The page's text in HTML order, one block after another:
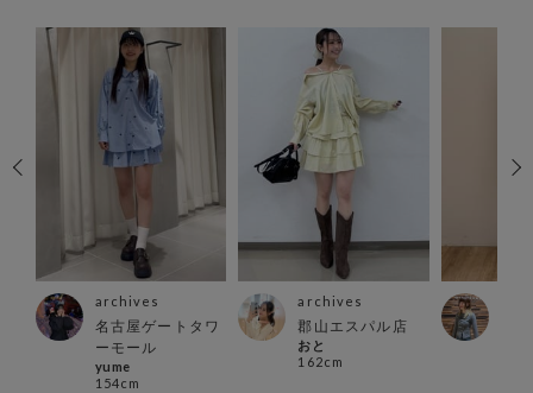
archives
名古屋ゲートタワ
ーモール
yume
154cm
archives
郡山エスパル店
おと
162cm